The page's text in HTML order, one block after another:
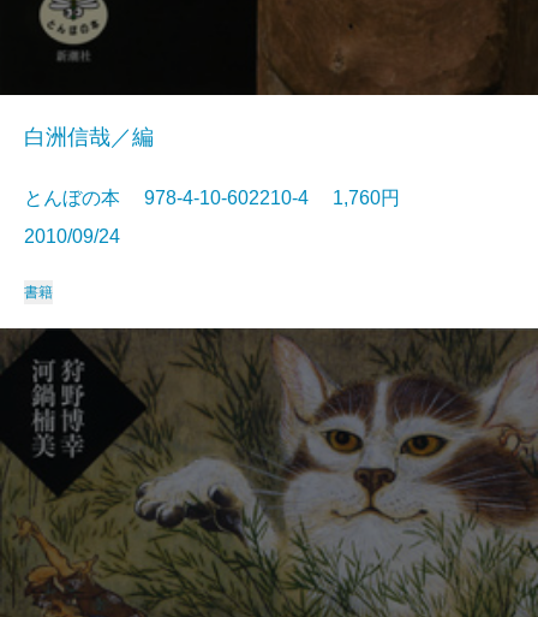
白洲信哉／編
とんぼの本 978-4-10-602210-4 1,760円
2010/09/24
書籍